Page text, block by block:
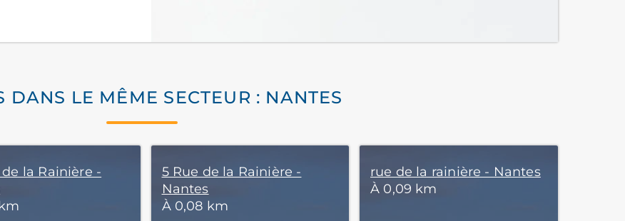
DANS LE MÊME SECTEUR : NANTES
la Rainière -
5 Rue de la Rainière -
Nantes
À 0,08 km
rue de la rainière - Nantes
À 0,09 km